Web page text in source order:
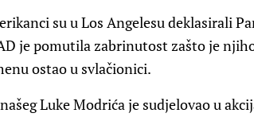
su u Los Angelesu deklasirali
je pomutila zabrinutost zašto je
ostao u svlačionici.
Luke Modrića je sudjelovao u